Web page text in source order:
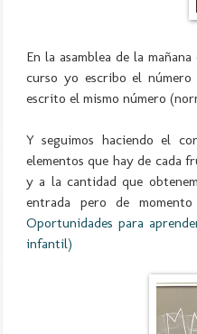
En la asamblea de la
curso yo escribo el
escrito el mismo número
Y seguimos haciendo el
elementos que hay de cada
y a la cantidad que
entrada pero de
Oportunidades para
infantil)